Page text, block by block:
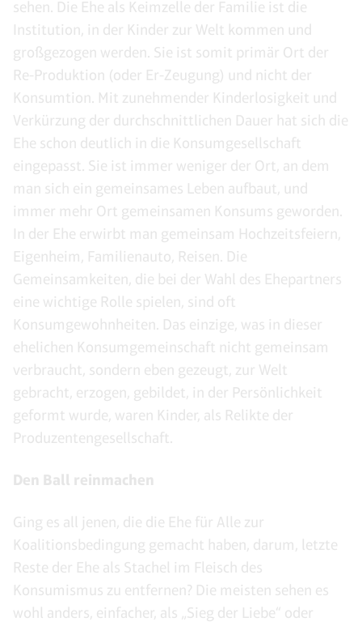
sehen. Die Ehe als Keimzelle der Familie ist die
Institution, in der Kinder zur Welt kommen und
großgezogen werden. Sie ist somit primär Ort der
Re-Produktion (oder Er-Zeugung) und nicht der
Konsumtion. Mit zunehmender Kinderlosigkeit und
Verkürzung der durchschnittlichen Dauer hat sich die
Ehe schon deutlich in die Konsumgesellschaft
eingepasst. Sie ist immer weniger der Ort, an dem
man sich ein gemeinsames Leben aufbaut, und
immer mehr Ort gemeinsamen Konsums geworden.
In der Ehe erwirbt man gemeinsam Hochzeitsfeiern,
Eigenheim, Familienauto, Reisen. Die
Gemeinsamkeiten, die bei der Wahl des Ehepartners
eine wichtige Rolle spielen, sind oft
Konsumgewohnheiten. Das einzige, was in dieser
ehelichen Konsumgemeinschaft nicht gemeinsam
verbraucht, sondern eben gezeugt, zur Welt
gebracht, erzogen, gebildet, in der Persönlichkeit
geformt wurde, waren Kinder, als Relikte der
Produzentengesellschaft.
Den Ball reinmachen
Ging es all jenen, die die Ehe für Alle zur
Koalitionsbedingung gemacht haben, darum, letzte
Reste der Ehe als Stachel im Fleisch des
Konsumismus zu entfernen? Die meisten sehen es
wohl anders, einfacher, als „Sieg der Liebe“ oder